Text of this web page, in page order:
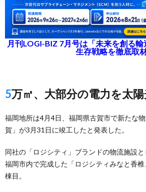
月刊LOGI-BIZ 7月号は「未来を創る
生存戦略を徹底取
5万㎡、大部分の電力を太
福岡地所は4月4日、福岡県古賀市で新たな
賀」が3月31日に竣工したと発表した。
同社の「ロジシティ」ブランドの物流施設
福岡市内で完成した「ロジシティみなと香
棟目。